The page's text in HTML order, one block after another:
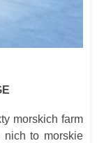
morskich farm
nich to morskie